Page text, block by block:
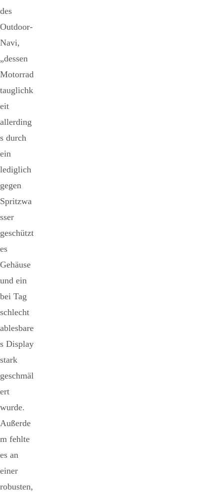
des
Outdoor-
Navi,
„dessen
Motorrad
tauglichk
eit
allerding
s durch
ein
lediglich
gegen
Spritzwa
sser
geschützt
es
Gehäuse
und ein
bei Tag
schlecht
ablesbare
s Display
stark
geschmäl
ert
wurde.
Außerde
m fehlte
es an
einer
robusten,